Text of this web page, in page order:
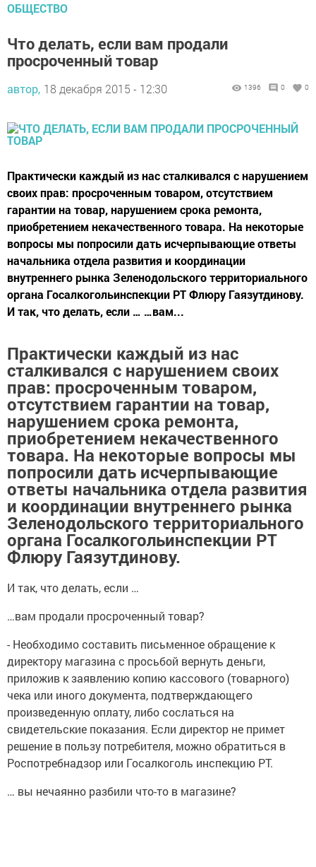
ОБЩЕСТВО
Что делать, если вам продали
просроченный товар
автор, 18 декабря 2015 - 12:30 1396 0 0
Практически каждый из нас сталкивался с нарушением
своих прав: просроченным товаром, отсутствием
гарантии на товар, нарушением срока ремонта,
приобретением некачественного товара. На некоторые
вопросы мы попросили дать исчерпывающие ответы
начальника отдела развития и координации
внутреннего рынка Зеленодольского территориального
органа Госалкогольинспекции РТ Флюру Гаязутдинову.
И так, что делать, если … …вам...
Практически каждый из нас
сталкивался с нарушением своих
прав: просроченным товаром,
отсутствием гарантии на товар,
нарушением срока ремонта,
приобретением некачественного
товара. На некоторые вопросы мы
попросили дать исчерпывающие
ответы начальника отдела развития
и координации внутреннего рынка
Зеленодольского территориального
органа Госалкогольинспекции РТ
Флюру Гаязутдинову.
И так, что делать, если …
…вам продали просроченный товар?
- Необходимо составить письменное обращение к
директору магазина с просьбой вернуть деньги,
приложив к заявлению копию кассового (товарного)
чека или иного документа, подтверждающего
произведенную оплату, либо сослаться на
свидетельские показания. Если директор не примет
решение в пользу потребителя, можно обратиться в
Роспотребнадзор или Госалкоголь инспекцию РТ.
… вы нечаянно разбили что-то в магазине?